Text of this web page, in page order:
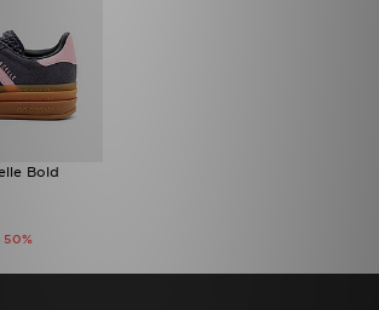
Bold
50%